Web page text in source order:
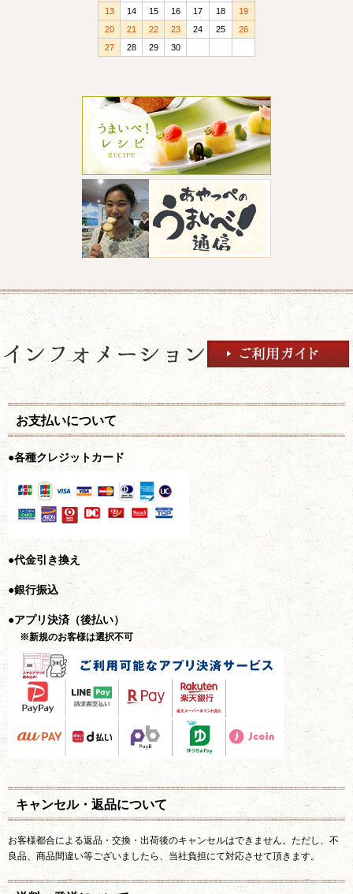
13
14 15 16 17 18
19
20
21 22 23 24 25
26
27
28 29 30
お支払いについて
●各種クレジットカード
●代金引き換え
●銀行振込
●アプリ決済（後払い）
※新規のお客様は選択不可
キャンセル・返品について
お客様都合による返品・交換・出荷後のキャンセルはできません。ただし、不
良品、商品間違い等ございましたら、当社負担にて対応させて頂きます。